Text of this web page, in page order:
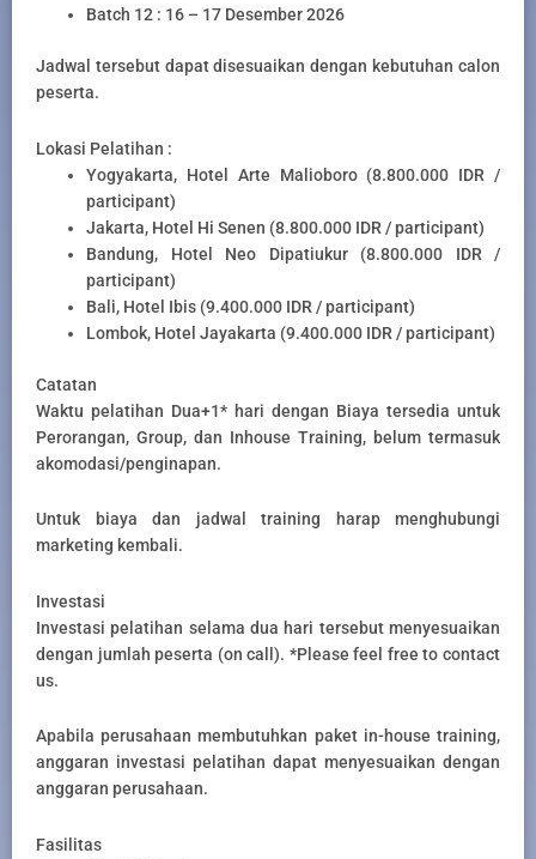
Batch 12 : 16 – 17 Desember 2026
Jadwal tersebut dapat disesuaikan dengan kebutuhan calon
peserta.
Lokasi Pelatihan :
Yogyakarta, Hotel Arte Malioboro (8.800.000 IDR /
participant)
Jakarta, Hotel Hi Senen (8.800.000 IDR / participant)
Bandung, Hotel Neo Dipatiukur (8.800.000 IDR /
participant)
Bali, Hotel Ibis (9.400.000 IDR / participant)
Lombok, Hotel Jayakarta (9.400.000 IDR / participant)
Catatan
Waktu pelatihan Dua+1* hari dengan Biaya tersedia untuk
Perorangan, Group, dan Inhouse Training, belum termasuk
akomodasi/penginapan.
Untuk biaya dan jadwal training harap menghubungi
marketing kembali.
Investasi
Investasi pelatihan selama dua hari tersebut menyesuaikan
dengan jumlah peserta (on call). *Please feel free to contact
us.
Apabila perusahaan membutuhkan paket in-house training,
anggaran investasi pelatihan dapat menyesuaikan dengan
anggaran perusahaan.
Fasilitas